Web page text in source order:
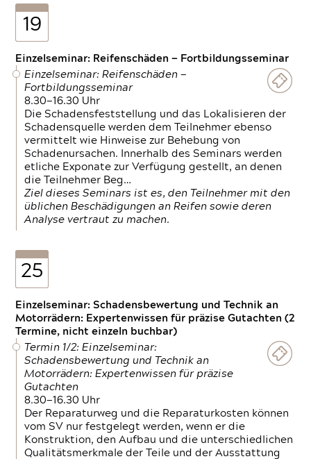
19
Einzelseminar: Reifenschäden — Fortbildungsseminar
Einzelseminar: Reifenschäden —
Fortbildungsseminar
8.30—16.30 Uhr
Die Schadensfeststellung und das Lokalisieren der
Schadensquelle werden dem Teilnehmer ebenso
vermittelt wie Hinweise zur Behebung von
Schadenursachen. Innerhalb des Seminars werden
etliche Exponate zur Verfügung gestellt, an denen
die Teilnehmer Beg…
Ziel dieses Seminars ist es, den Teilnehmer mit den
üblichen Beschädigungen an Reifen sowie deren
Analyse vertraut zu machen.
25
Einzelseminar: Schadensbewertung und Technik an
Motorrädern: Expertenwissen für präzise Gutachten (2
Termine, nicht einzeln buchbar)
Termin 1/2: Einzelseminar:
Schadensbewertung und Technik an
Motorrädern: Expertenwissen für präzise
Gutachten
8.30—16.30 Uhr
Der Reparaturweg und die Reparaturkosten können
vom SV nur festgelegt werden, wenn er die
Konstruktion, den Aufbau und die unterschiedlichen
Qualitätsmerkmale der Teile und der Ausstattung